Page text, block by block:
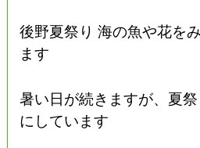
後野夏祭り 海の魚や花を
ます
暑い日が続きますが、夏
にしています